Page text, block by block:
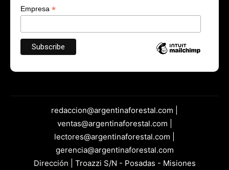
Empresa *
redaccion@argentinaforestal.com |
ventas@argentinaforestal.com |
lectores@argentinaforestal.com |
gerencia@argentinaforestal.com
Dirección | Troazzi S/N - Posadas - Misiones